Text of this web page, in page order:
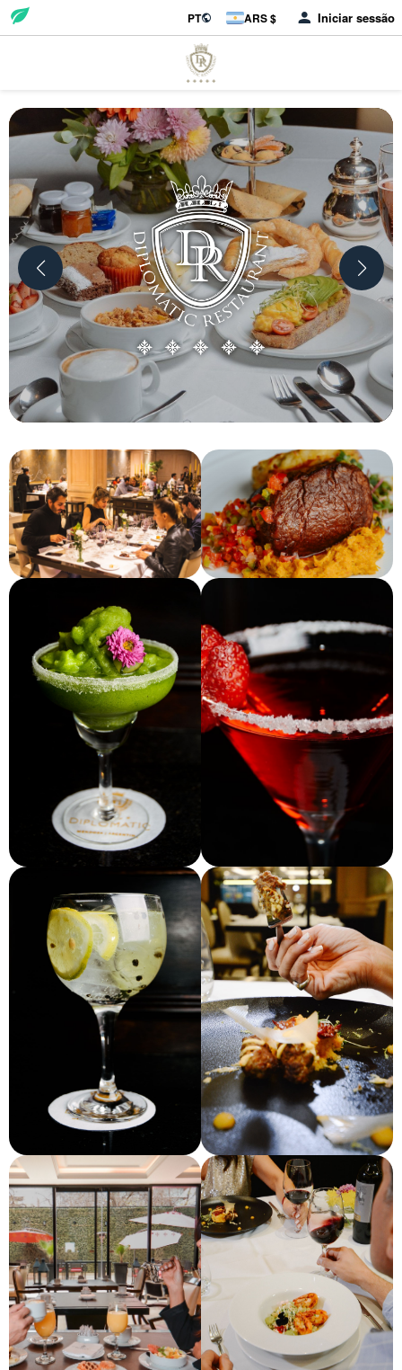
PT ARS $ Iniciar sessão